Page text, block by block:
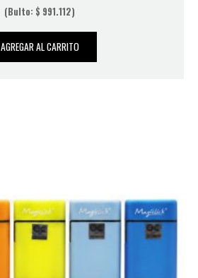
(Bulto: $ 991.112)
AGREGAR AL CARRITO